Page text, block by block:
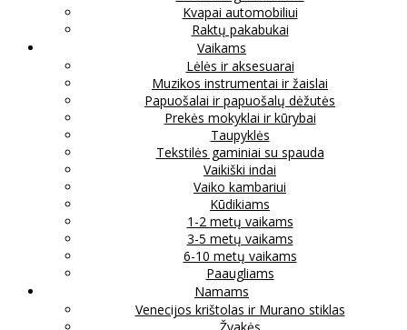
Kvapai automobiliui
Raktų pakabukai
Vaikams
Lėlės ir aksesuarai
Muzikos instrumentai ir žaislai
Papuošalai ir papuošalų dėžutės
Prekės mokyklai ir kūrybai
Taupyklės
Tekstilės gaminiai su spauda
Vaikiški indai
Vaiko kambariui
Kūdikiams
1-2 metų vaikams
3-5 metų vaikams
6-10 metų vaikams
Paaugliams
Namams
Venecijos krištolas ir Murano stiklas
Žvakės